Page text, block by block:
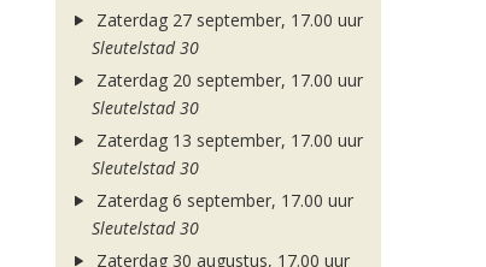
Zaterdag 27 september, 17.00 uur
Sleutelstad 30
Zaterdag 20 september, 17.00 uur
Sleutelstad 30
Zaterdag 13 september, 17.00 uur
Sleutelstad 30
Zaterdag 6 september, 17.00 uur
Sleutelstad 30
Zaterdag 30 augustus, 17.00 uur